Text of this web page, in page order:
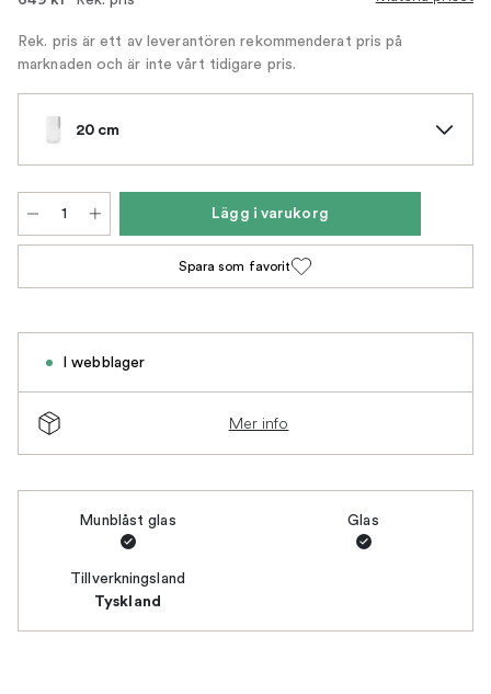
Rek. pris är ett av leverantören rekommenderat pris på
marknaden och är inte vårt tidigare pris.
20 cm
Lägg i varukorg
Spara som favorit
I webblager
Mer info
Munblåst glas Glas
Tillverkningsland
Tyskland